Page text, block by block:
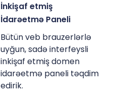
İnkişaf etmiş
İdarəetmə Paneli
Bütün veb brauzerlərlə
uyğun, sadə interfeysli
inkişaf etmiş domen
idarəetmə paneli təqdim
edirik.